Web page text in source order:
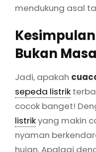
mendukung asal
Bukan
Jadi, apakah
sepeda listrik
cocok banget!
listrikyang makin
nyaman
hujan. Apalagi